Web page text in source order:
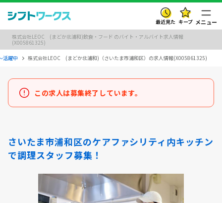
最近見た キープ メニュー
株式会社LEOC (まどか北浦和)飲食・フード のバイト・アルバイト求人情報
(X005861325)
活躍中 株式会社LEOC (まどか北浦和)（さいたま市浦和区）の求人情報(X005861325)
この求人は募集終了しています。
さいたま市浦和区のケアファシリティ内キッチン
で調理スタッフ募集！